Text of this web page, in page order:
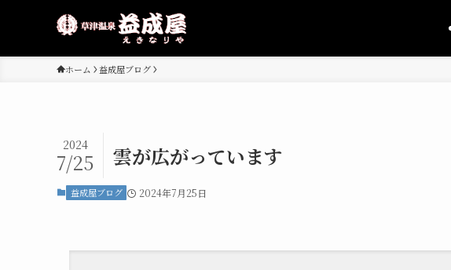
ホーム 益成屋ブログ
雲が広がっています
2024
7/25
益成屋ブログ 2024年7月25日